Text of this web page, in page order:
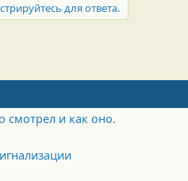
для ответа.
почта
смотрел и как оно.